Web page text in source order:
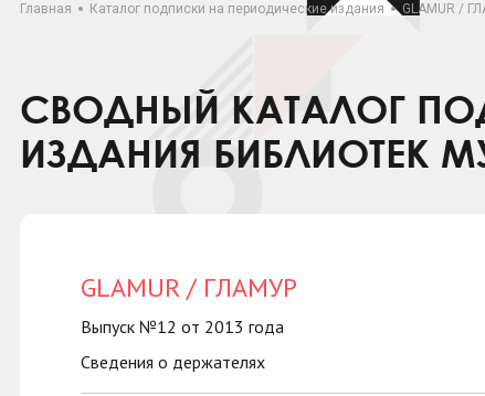
Главная Каталог подписки на периодические издания GLAMUR /
СВОДНЫЙ КАТАЛОГ
ИЗДАНИЯ БИБЛИОТЕК
GLAMUR / ГЛАМУР
Выпуск №12 от 2013 года
Сведения о держателях